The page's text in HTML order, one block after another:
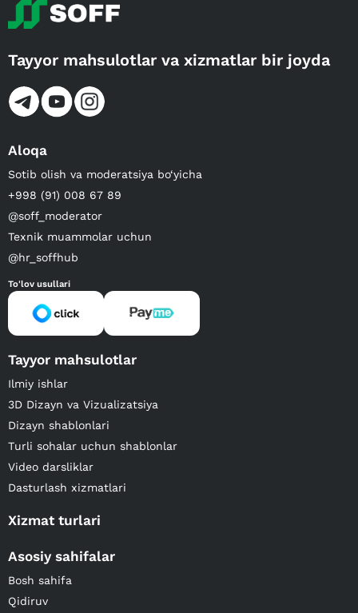
Tayyor mahsulotlar va xizmatlar bir joyda
Aloqa
Sotib olish va moderatsiya bo‘yicha
+998 (91) 008 67 89
@soff_moderator
Texnik muammolar uchun
@hr_soffhub
To'lov usullari
Tayyor mahsulotlar
Ilmiy ishlar
3D Dizayn va Vizualizatsiya
Dizayn shablonlari
Turli sohalar uchun shablonlar
Video darsliklar
Dasturlash xizmatlari
Xizmat turlari
Asosiy sahifalar
Bosh sahifa
Qidiruv